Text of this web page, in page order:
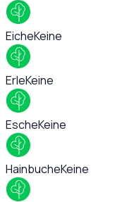
EicheKeine
ErleKeine
EscheKeine
HainbucheKeine